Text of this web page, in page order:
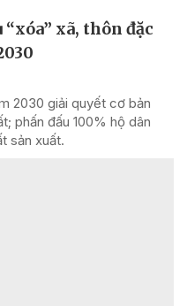
xã, thôn đặc
2030 giải quyết cơ bản
phấn đấu 100% hộ dân
sản xuất.